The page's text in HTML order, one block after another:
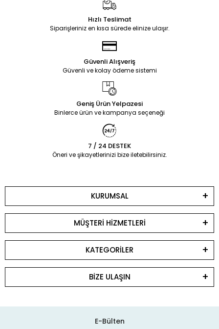
Hızlı Teslimat
Siparişleriniz en kısa sürede elinize ulaşır.
Güvenli Alışveriş
Güvenli ve kolay ödeme sistemi
Geniş Ürün Yelpazesi
Binlerce ürün ve kampanya seçeneği
7 / 24 DESTEK
Öneri ve şikayetlerinizi bize iletebilirsiniz.
KURUMSAL
MÜŞTERİ HİZMETLERİ
KATEGORİLER
BİZE ULAŞIN
E-Bülten